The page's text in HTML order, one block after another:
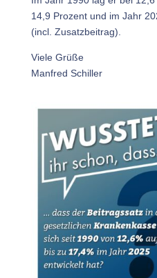
14,9 Prozent und im Jahr
(incl. Zusatzbeitrag).
Viele Grüße
Manfred Schiller